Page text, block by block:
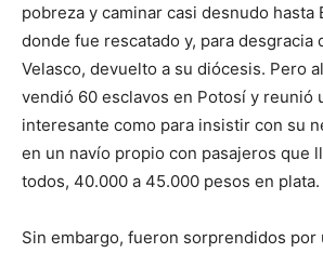
pobreza y caminar casi desnudo hasta
donde fue rescatado y, para desgracia
Velasco, devuelto a su diócesis. Pero
vendió 60 esclavos en Potosí y reunió
interesante como para insistir con su
en un navío propio con pasajeros que
todos, 40.000 a 45.000 pesos en plata.
Sin embargo, fueron sorprendidos por